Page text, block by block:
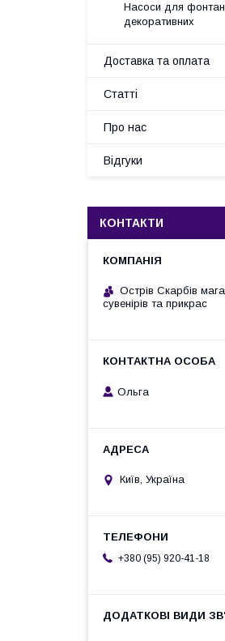
Насоси для
декоративних
Доставка та оплата
Статті
Про нас
Відгуки
КОНТАКТИ
Острів Скарбів
сувенірів та прикрас
Ольга
Київ, Україна
+380 (95) 920-41-18